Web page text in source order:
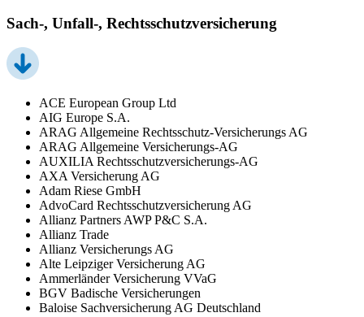
Sach-, Unfall-, Rechtsschutzversicherung
ACE European Group Ltd
AIG Europe S.A.
ARAG Allgemeine Rechtsschutz-Versicherungs AG
ARAG Allgemeine Versicherungs-AG
AUXILIA Rechtsschutzversicherungs-AG
AXA Versicherung AG
Adam Riese GmbH
AdvoCard Rechtsschutzversicherung AG
Allianz Partners AWP P&C S.A.
Allianz Trade
Allianz Versicherungs AG
Alte Leipziger Versicherung AG
Ammerländer Versicherung VVaG
BGV Badische Versicherungen
Baloise Sachversicherung AG Deutschland